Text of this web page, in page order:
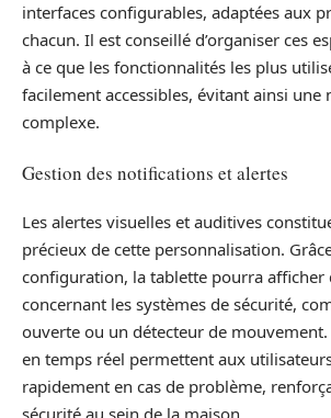
interfaces configurables, adaptées aux
chacun. Il est conseillé d’organiser ces
à ce que les fonctionnalités les plus
facilement accessibles, évitant ainsi une
complexe.
Gestion des notifications et alertes
Les alertes visuelles et auditives
précieux de cette personnalisation.
configuration, la tablette pourra afficher
concernant les systèmes de sécurité,
ouverte ou un détecteur de
en temps réel permettent aux
rapidement en cas de problème,